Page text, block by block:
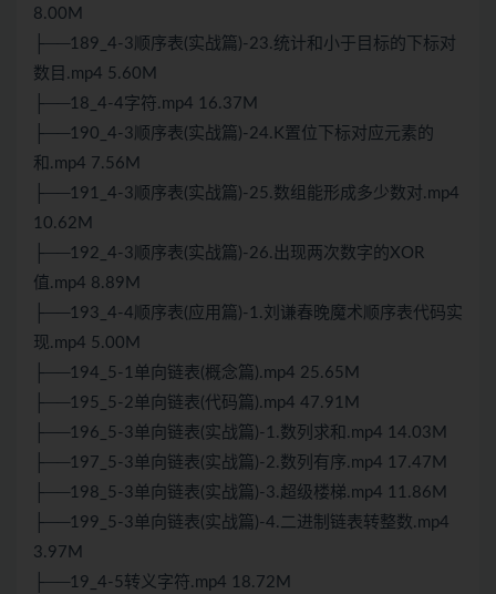
8.00M
├──189_4-3顺序表(实战篇)-23.统计和小于目标的下标对
数目.mp4 5.60M
├──18_4-4字符.mp4 16.37M
├──190_4-3顺序表(实战篇)-24.K置位下标对应元素的
和.mp4 7.56M
├──191_4-3顺序表(实战篇)-25.数组能形成多少数对.mp4
10.62M
├──192_4-3顺序表(实战篇)-26.出现两次数字的XOR
值.mp4 8.89M
├──193_4-4顺序表(应用篇)-1.刘谦春晚魔术顺序表代码实
现.mp4 5.00M
├──194_5-1单向链表(概念篇).mp4 25.65M
├──195_5-2单向链表(代码篇).mp4 47.91M
├──196_5-3单向链表(实战篇)-1.数列求和.mp4 14.03M
├──197_5-3单向链表(实战篇)-2.数列有序.mp4 17.47M
├──198_5-3单向链表(实战篇)-3.超级楼梯.mp4 11.86M
├──199_5-3单向链表(实战篇)-4.二进制链表转整数.mp4
3.97M
├──19_4-5转义字符.mp4 18.72M